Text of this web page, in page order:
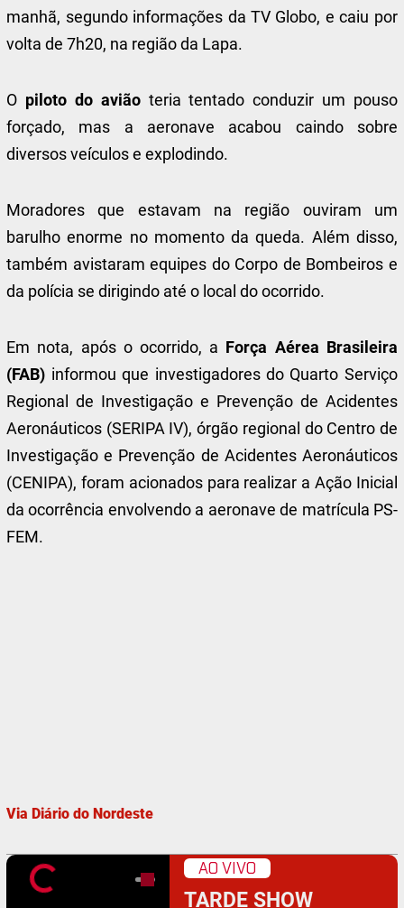
manhã, segundo informações da TV Globo, e caiu por
volta de 7h20, na região da Lapa.
O piloto do aviãoteria tentado conduzir um pouso
forçado, mas a aeronave acabou caindo sobre
diversos veículos e explodindo.
Moradores que estavam na região ouviram um
barulho enorme no momento da queda. Além disso,
também avistaram equipes do Corpo de Bombeiros e
da polícia se dirigindo até o local do ocorrido.
Em nota, após o ocorrido, a Força Aérea Brasileira
(FAB) informou que investigadores do Quarto Serviço
Regional de Investigação e Prevenção de Acidentes
Aeronáuticos (SERIPA IV), órgão regional do Centro de
Investigação e Prevenção de Acidentes Aeronáuticos
(CENIPA), foram acionados para realizar a Ação Inicial
da ocorrência envolvendo a aeronave de matrícula PS-
FEM.
Via Diário do Nordeste
AO VIVO
TARDE SHOW